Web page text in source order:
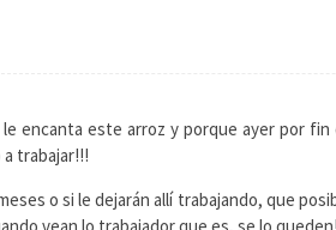
encanta este arroz y porque ayer por
trabajar!!!
o si le dejarán allí trabajando, que